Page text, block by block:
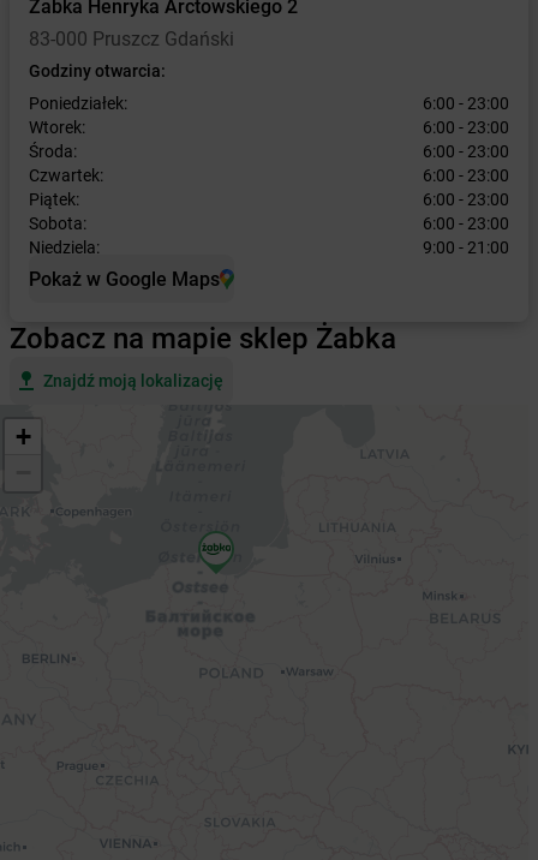
Żabka Henryka Arctowskiego 2
83-000 Pruszcz Gdański
Godziny otwarcia:
Poniedziałek:
6:00 - 23:00
Wtorek:
6:00 - 23:00
Środa:
6:00 - 23:00
Czwartek:
6:00 - 23:00
Piątek:
6:00 - 23:00
Sobota:
6:00 - 23:00
Niedziela:
9:00 - 21:00
Pokaż w Google Maps
Zobacz na mapie sklep Żabka
Znajdź moją lokalizację
+